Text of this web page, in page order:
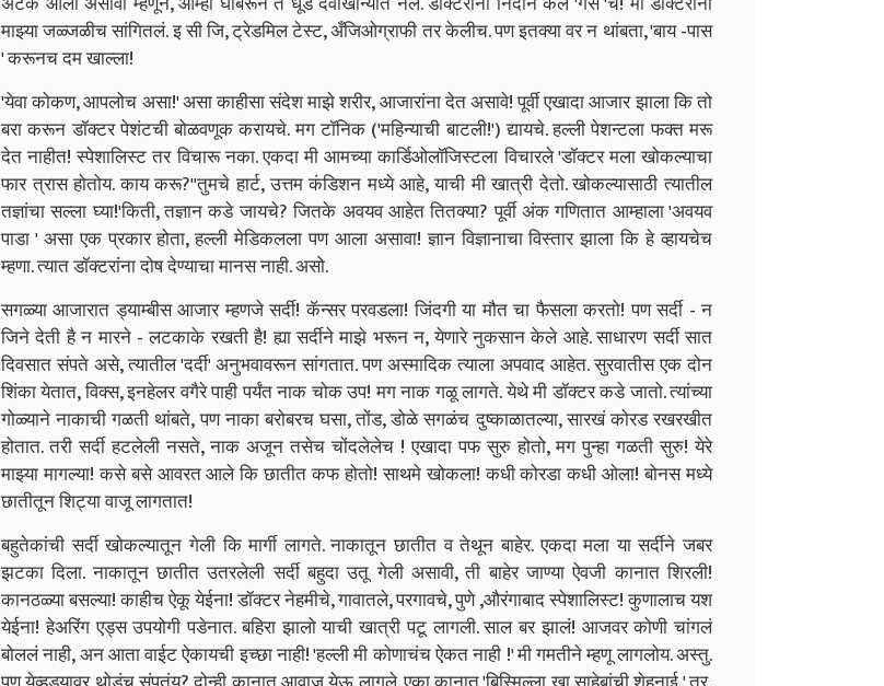
माझ्या जळ्जळीच सांगितलं. इ सी जि, ट्रेडमिल टेस्ट, अँजिओग्राफी तर केलीच. पण इतक्या वर न थांबता, 'बाय -पास
' करूनच दम खाल्ला!
'येवा कोकण, आपलोच असा!' असा काहीसा संदेश माझे शरीर, आजारांना देत असावे! पूर्वी एखादा आजार झाला कि तो
बरा करून डॉक्टर पेशंटची बोळवणूक करायचे. मग टॉनिक ('महिन्याची बाटली!') द्यायचे. हल्ली पेशन्टला फक्त मरू
देत नाहीत! स्पेशालिस्ट तर विचारू नका. एकदा मी आमच्या कार्डिओलॉजिस्टला विचारले 'डॉक्टर मला खोकल्याचा
फार त्रास होतोय. काय करू?''तुमचे हार्ट, उत्तम कंडिशन मध्ये आहे, याची मी खात्री देतो. खोकल्यासाठी त्यातील
तज्ञांचा सल्ला घ्या!'किती, तज्ञान कडे जायचे? जितके अवयव आहेत तितक्या? पूर्वी अंक गणितात आम्हाला 'अवयव
पाडा ' असा एक प्रकार होता, हल्ली मेडिकलला पण आला असावा! ज्ञान विज्ञानाचा विस्तार झाला कि हे व्हायचेच
म्हणा. त्यात डॉक्टरांना दोष देण्याचा मानस नाही. असो.
सगळ्या आजारात ड्याम्बीस आजार म्हणजे सर्दी! कॅन्सर परवडला! जिंदगी या मौत चा फैसला करतो! पण सर्दी - न
जिने देती है न मारने - लटकाके रखती है! ह्या सर्दीने माझे भरून न, येणारे नुकसान केले आहे. साधारण सर्दी सात
दिवसात संपते असे, त्यातील 'दर्दी' अनुभवावरून सांगतात. पण अस्मादिक त्याला अपवाद आहेत. सुरवातीस एक दोन
शिंका येतात, विक्स, इनहेलर वगैरे पाही पर्यंत नाक चोक उप! मग नाक गळू लागते. येथे मी डॉक्टर कडे जातो. त्यांच्या
गोळ्याने नाकाची गळती थांबते, पण नाका बरोबरच घसा, तोंड, डोळे सगळंच दुष्काळातल्या, सारखं कोरड रखरखीत
होतात. तरी सर्दी हटलेली नसते, नाक अजून तसेच चोंदलेलेच ! एखादा पफ सुरु होतो, मग पुन्हा गळती सुरु! येरे
माझ्या मागल्या! कसे बसे आवरत आले कि छातीत कफ होतो! साथमे खोकला! कधी कोरडा कधी ओला! बोनस मध्ये
छातीतून शिट्या वाजू लागतात!
बहुतेकांची सर्दी खोकल्यातून गेली कि मार्गी लागते. नाकातून छातीत व तेथून बाहेर. एकदा मला या सर्दीने जबर
झटका दिला. नाकातून छातीत उतरलेली सर्दी बहुदा उतू गेली असावी, ती बाहेर जाण्या ऐवजी कानात शिरली!
कानठळ्या बसल्या! काहीच ऐकू येईना! डॉक्टर नेहमीचे, गावातले, परगावचे, पुणे ,औरंगाबाद स्पेशालिस्ट! कुणालाच यश
येईना! हेअरिंग एड्स उपयोगी पडेनात. बहिरा झालो याची खात्री पटू लागली. साल बर झालं! आजवर कोणी चांगलं
बोललं नाही, अन आता वाईट ऐकायची इच्छा नाही! 'हल्ली मी कोणाचंच ऐकत नाही !' मी गमतीने म्हणू लागलोय. अस्तु.